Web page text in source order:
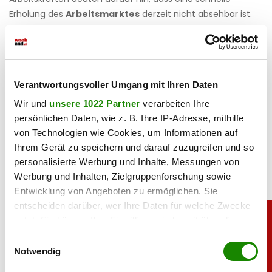
Verantwortungsvoller Umgang mit Ihren Daten
Wir und unsere 1022 Partner verarbeiten Ihre
persönlichen Daten, wie z. B. Ihre IP-Adresse, mithilfe
von Technologien wie Cookies, um Informationen auf
Ihrem Gerät zu speichern und darauf zuzugreifen und so
personalisierte Werbung und Inhalte, Messungen von
Werbung und Inhalten, Zielgruppenforschung sowie
Entwicklung von Angeboten zu ermöglichen. Sie
entscheiden darüber, wer Ihre Daten für welche Zwecke
Trigger Symbol ändern oder widerrufen
Notwendig
Erholung des Arbeitsmarktes derzeit nicht absehbar ist.
Haben Sie einen Fehler gefunden?
Schicken Sie uns Ihr
Feedback zu diesem Artikel.
teilen